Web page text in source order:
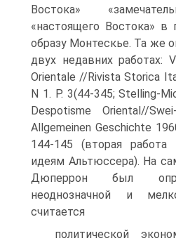
Востока»
«настоящего Востока» в
образу Монтескье. Та же
двух недав­них работах:
Orientale //Rivista Storica
N 1. P. 3(44-345; Stelling-
Despotisme Oriental//
Allgemeinen Geschichte
144-145 (вторая
идеям Альтюссера). На
Дюпер­рон был
неоднозначной и
считается
политической